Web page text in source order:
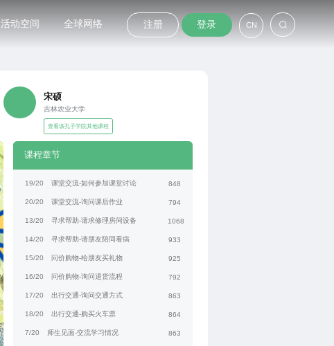
活动空间 全球网络 注册 登录 CN
宋硕
吉林农业大学
查看该孔子学院其他课程
课程章节
19/20 课堂交流-如何参加课堂讨论 848
20/20 课堂交流-询问课后作业 794
13/20 寻求帮助-请求修理房间设备 1068
14/20 寻求帮助-请朋友陪同看病 933
15/20 问价购物-给朋友买礼物 925
16/20 问价购物-询问退货流程 792
17/20 出行交通-询问交通方式 863
18/20 出行交通-购买火车票 864
7/20 师生见面-交流学习情况 863